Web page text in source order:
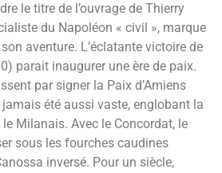
le titre de l’ouvrage de Thierry
du Napoléon « civil », marque
son aventure. L’éclatante victoire de
parait inaugurer une ère de paix.
par signer la Paix d’Amiens
jamais été aussi vaste, englobant la
le Milanais. Avec le Concordat, le
sous les fourches caudines
inversé. Pour un siècle,